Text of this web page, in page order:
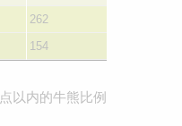
262
154
以内的牛熊比例